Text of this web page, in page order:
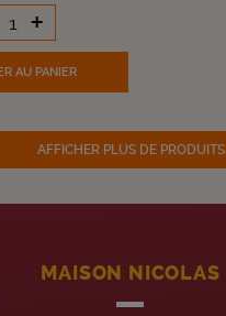
+
AU PANIER
AFFICHER PLUS DE PRODUITS
MAISON NICOLAS